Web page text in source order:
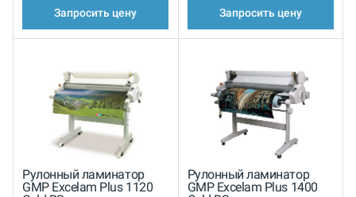
Запросить цену Запросить цену
Рулонный ламинатор
GMP Excelam Plus 1120
Рулонный ламинатор
GMP Excelam Plus 1400